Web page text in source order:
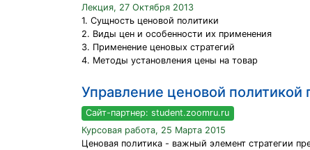
Лекция, 27 Октября 2013
1. Сущность ценовой политики
2. Виды цен и особенности их применения
3. Применение ценовых стратегий
4. Методы установления цены на товар
Управление ценовой политикой
Сайт-партнер: student.zoomru.ru
Курсовая работа, 25 Марта 2015
Ценовая политика - важный элемент стратегии